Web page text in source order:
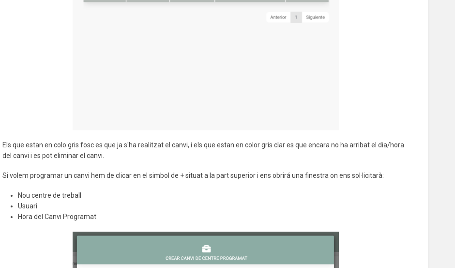
Els que estan en colo gris fosc es que ja s'ha realitzat el canvi, i els que estan en color gris clar es que encara no ha arribat el dia/hora
del canvi i es pot eliminar el canvi.
Si volem programar un canvi hem de clicar en el simbol de + situat a la part superior i ens obrirá una finestra on ens sol·licitarà:
Nou centre de treball
Usuari
Hora del Canvi Programat